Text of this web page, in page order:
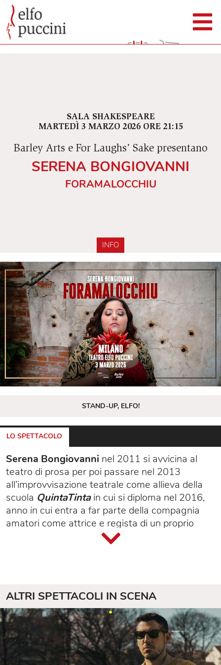
SALA SHAKESPEARE
MARTEDÌ 3 MARZO 2026 ORE 21:15
Barley Arts e For Laughs’ Sake presentano
SERENA BONGIOVANNI
FORAMALOCCHIU
INFO
STAND-UP, ELFO!
LO SPETTACOLO
Serena Bongiovanni nel 2011 si avvicina al
teatro di prosa per poi passare nel 2013
all’improvvisazione teatrale come allieva della
scuola QuintaTintain cui si diploma nel 2016,
anno in cui entra a far parte della compagnia
amatori come attrice e regista di un proprio
Nel 2022 e nel 2023Michela Giraud
Eleazaro Rossila scelgono per aprire i loro
spettacoli fino ad arrivare, nel 2023, al suo
primo spettacolo interoMadama Culasscon cui
gira tutta l’
Italiaper più di 50 repliche sold out.
ALTRI SPETTACOLI IN SCENA